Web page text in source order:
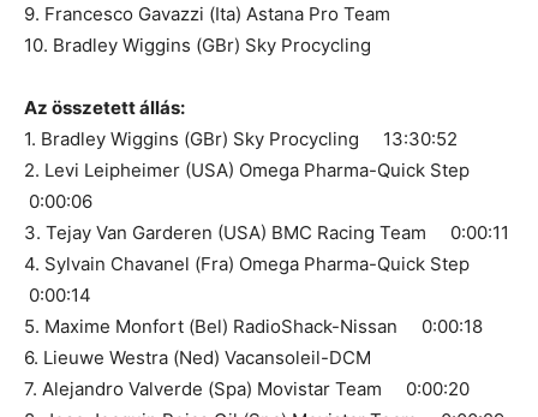
9. Francesco Gavazzi (Ita) Astana Pro Team
10. Bradley Wiggins (GBr) Sky Procycling
Az összetett állás:
1. Bradley Wiggins (GBr) Sky Procycling 13:30:52
2. Levi Leipheimer (USA) Omega Pharma-Quick Step
0:00:06
3. Tejay Van Garderen (USA) BMC Racing Team 0:00:11
4. Sylvain Chavanel (Fra) Omega Pharma-Quick Step
0:00:14
5. Maxime Monfort (Bel) RadioShack-Nissan 0:00:18
6. Lieuwe Westra (Ned) Vacansoleil-DCM
7. Alejandro Valverde (Spa) Movistar Team 0:00:20